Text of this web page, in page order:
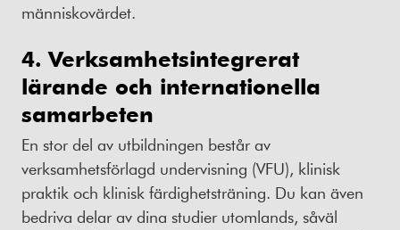
människovärdet.
4. Verksamhetsintegrerat
lärande och internationella
samarbeten
En stor del av utbildningen består av
verksamhetsförlagd undervisning (VFU), klinisk
praktik och klinisk färdighetsträning. Du kan även
bedriva delar av dina studier utomlands, såväl